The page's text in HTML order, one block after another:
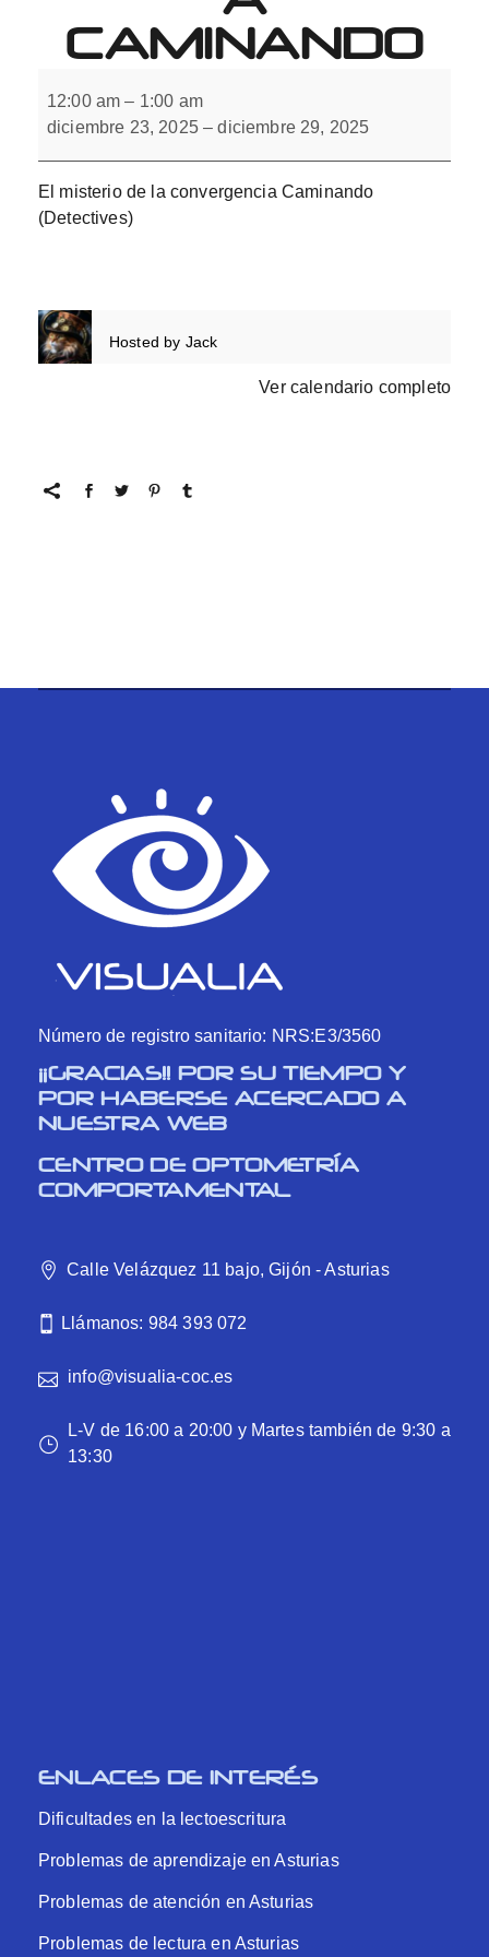
CAMINANDO
misterio
de
la
Caminando
12:00 am – 1:00 am
diciembre 23, 2025 –diciembre 29, 2025
El misterio de la convergencia Caminando
(Detectives)
Hosted by Jack
Ver calendario completo
Número de registro sanitario: NRS:E3/3560
¡¡GRACIAS!! POR SU TIEMPO Y
POR HABERSE ACERCADO A
NUESTRA WEB
CENTRO DE OPTOMETRÍA
COMPORTAMENTAL
Calle Velázquez 11 bajo, Gijón - Asturias
Llámanos: 984 393 072
info@visualia-coc.es
L-V de 16:00 a 20:00 y Martes también de 9:30 a
13:30
ENLACES DE INTERÉS
Dificultades en la lectoescritura
Problemas de aprendizaje en Asturias
Problemas de atención en Asturias
Problemas de lectura en Asturias